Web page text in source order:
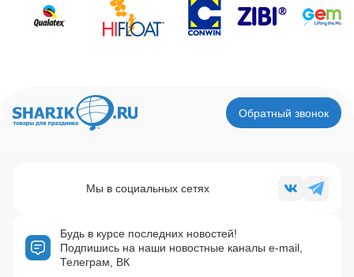
Обратный звонок
Будь в курсе последних новостей!
Подпишись на наши новостные каналы e-mail,
Телеграм, ВК
Мы в социальных сетях